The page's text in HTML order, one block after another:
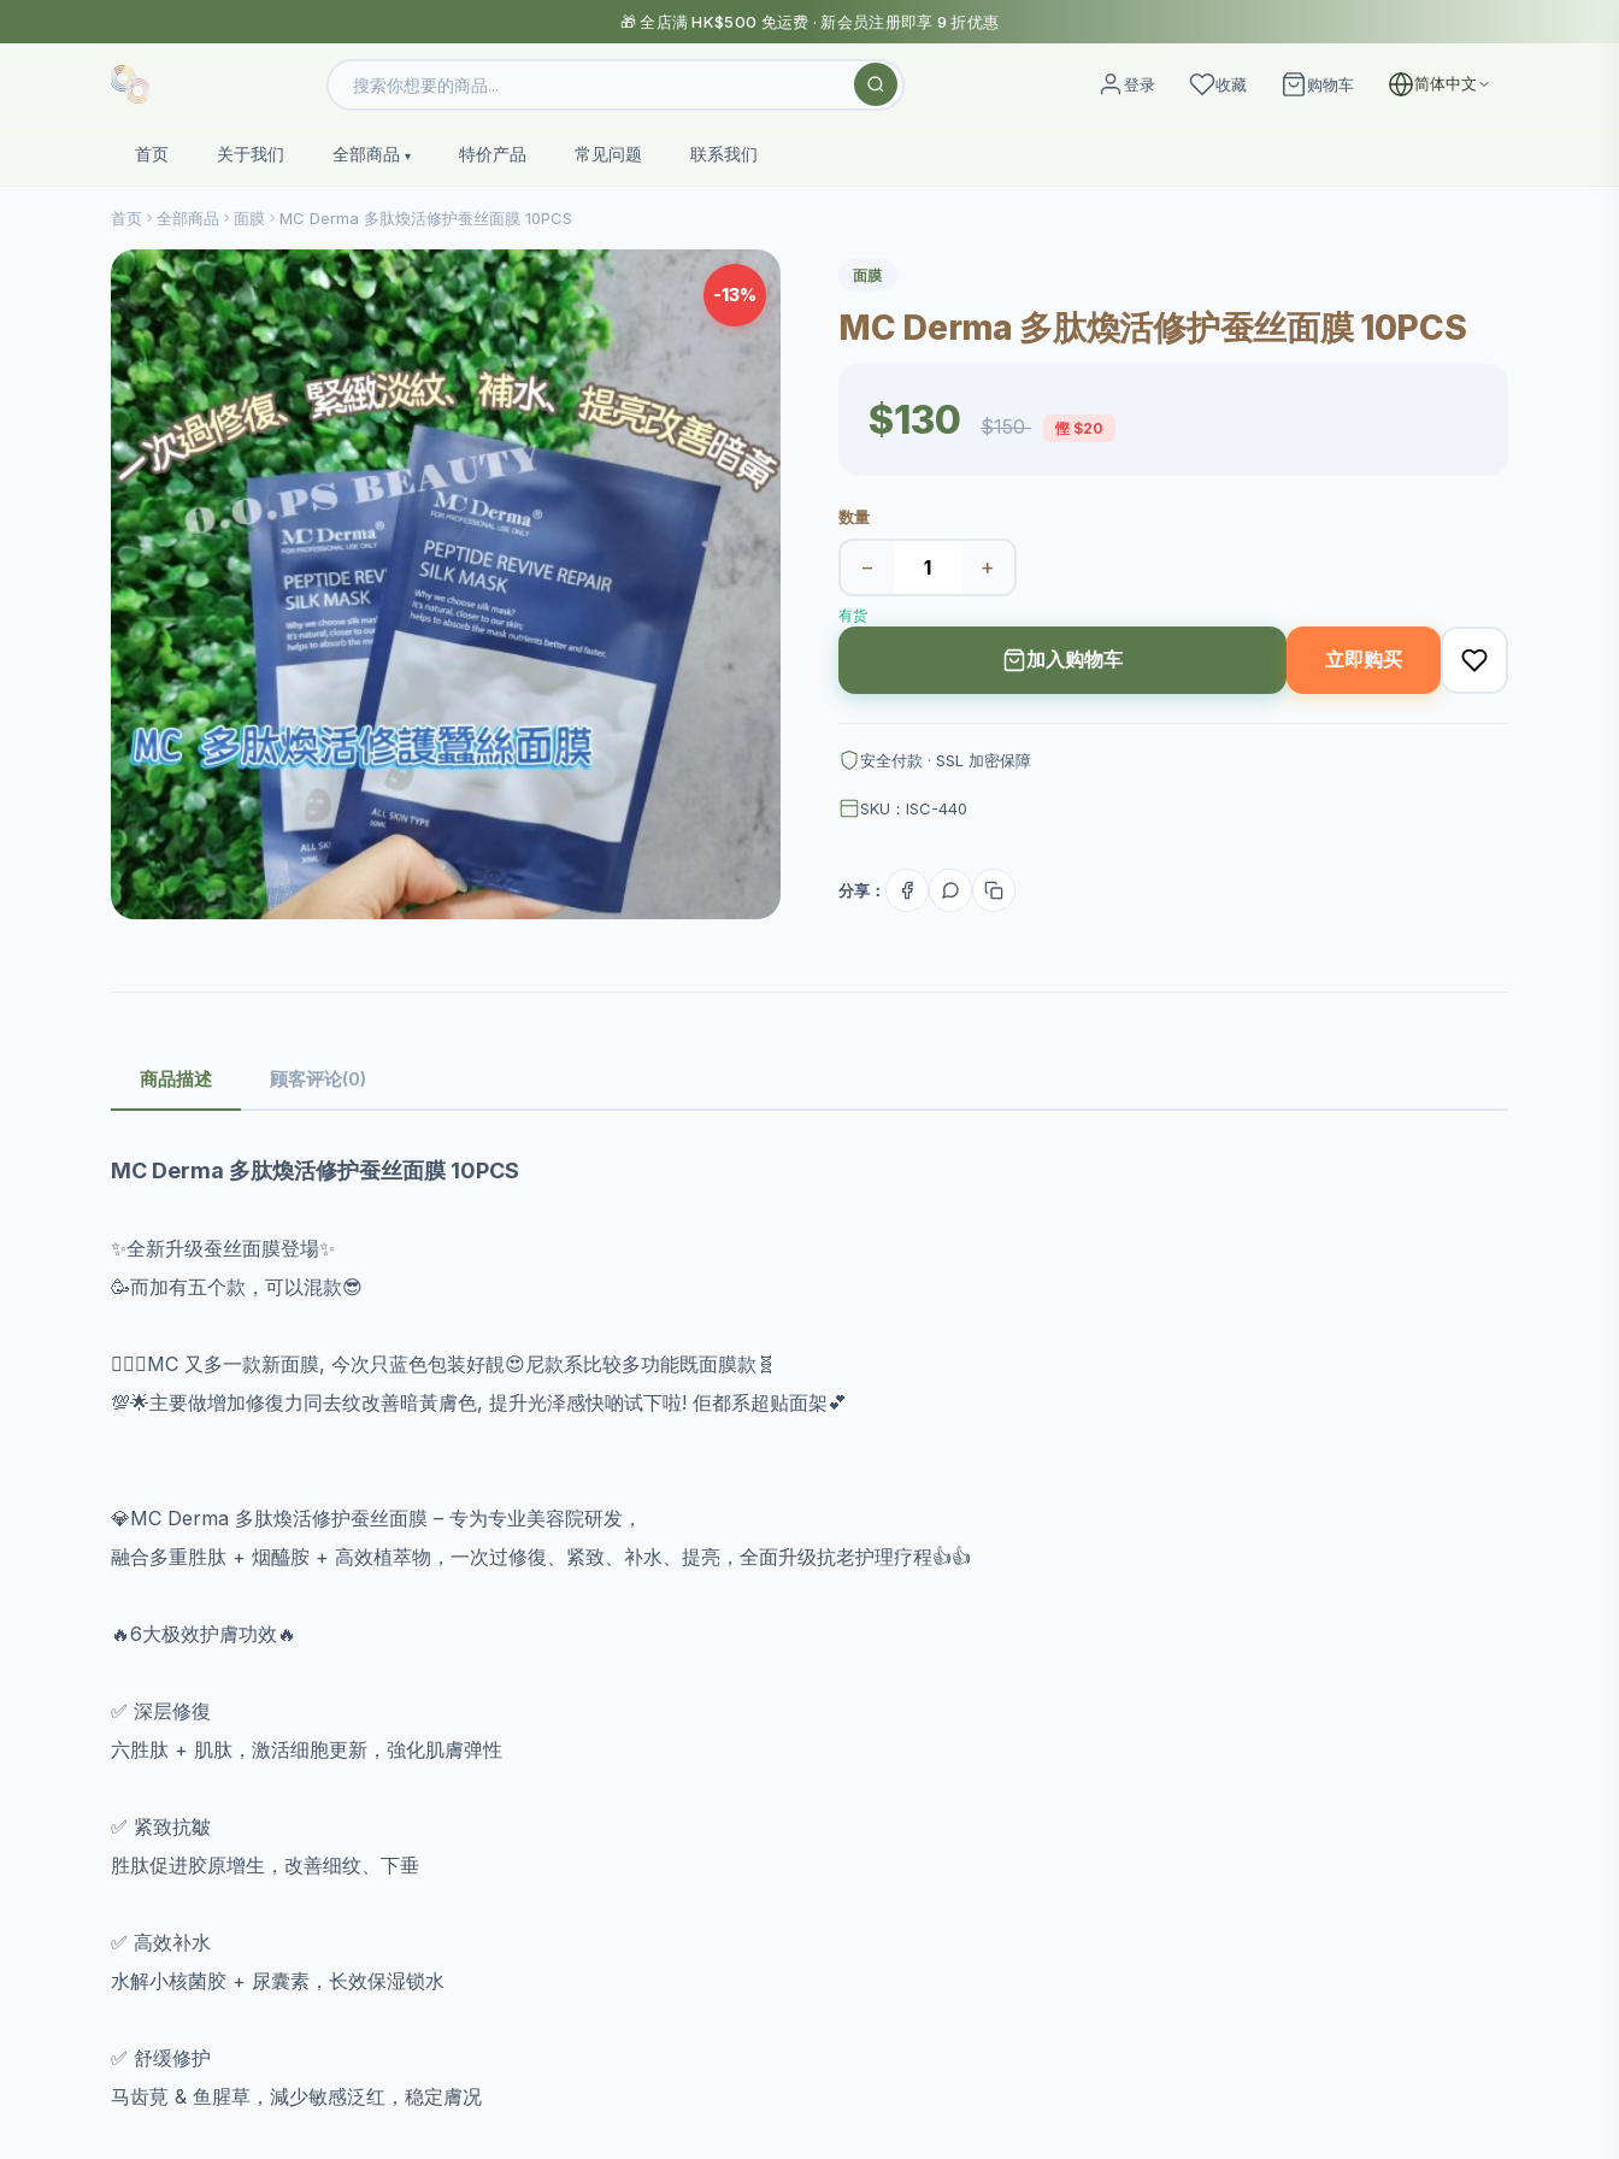
🎁 全店满 HK$500 免运费 · 新会员注册即享 9 折优惠
登录 收藏 购物车 简体中文
首页 关于我们 全部商品 特价产品 常见问题 联系我们
首页 全部商品 面膜 MC Derma 多肽煥活修护蚕丝面膜 10PCS
-13%
面膜
MC Derma 多肽煥活修护蚕丝面膜 10PCS
$130 $150 慳 $20
数量
− +
有货
加入购物车 立即购买
安全付款 · SSL 加密保障
SKU：ISC-440
分享：
商品描述 顾客评论(0)
MC Derma 多肽煥活修护蚕丝面膜 10PCS
✨全新升级蚕丝面膜登場✨
🥳而加有五个款，可以混款😎
💁🏻‍♀️MC 又多一款新面膜, 今次只蓝色包装好靚😍尼款系比较多功能既面膜款🧬
💯🌟主要做增加修復力同去纹改善暗黃膚色, 提升光泽感快啲试下啦! 佢都系超贴面架💕
💎MC Derma 多肽煥活修护蚕丝面膜 – 专为专业美容院研发，
融合多重胜肽 + 烟醯胺 + 高效植萃物，一次过修復、紧致、补水、提亮，全面升级抗老护理疗程👍👍
🔥6大极效护膚功效🔥
✅ 深层修復
六胜肽 + 肌肽，激活细胞更新，強化肌膚弹性
✅ 紧致抗皺
胜肽促进胶原增生，改善细纹、下垂
✅ 高效补水
水解小核菌胶 + 尿囊素，长效保湿锁水
✅ 舒缓修护
马齿莧 & 鱼腥草，減少敏感泛红，稳定膚况